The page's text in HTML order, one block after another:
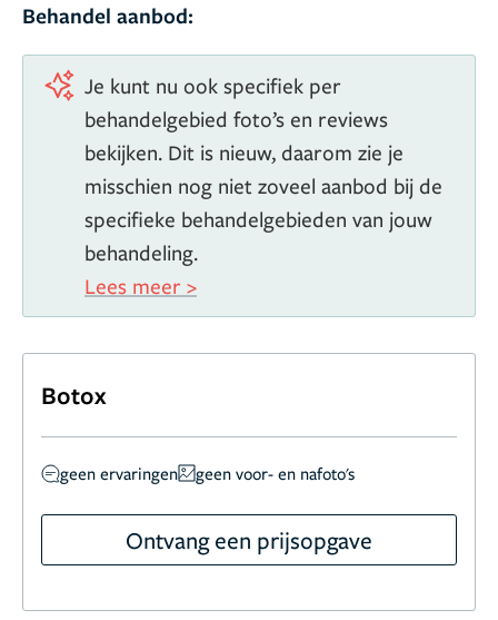
Behandel aanbod:
Je kunt nu ook specifiek per
behandelgebied foto’s en reviews
bekijken. Dit is nieuw, daarom zie je
misschien nog niet zoveel aanbod bij de
specifieke behandelgebieden van jouw
behandeling.
Lees meer >
Botox
geen ervaringen geen voor- en nafoto's
Ontvang een prijsopgave